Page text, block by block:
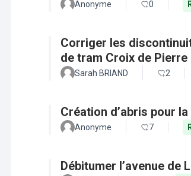
Anonyme 0
Corriger les
de tram Croix de Pierre
Sarah BRIAND 2
Création d’abris pour
Anonyme 7
Débitumer l’avenue de